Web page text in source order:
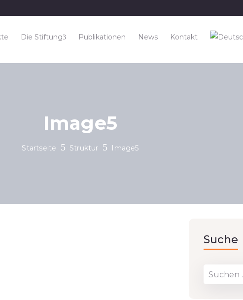
Die Stiftung Publikationen News Kontakt
Image5
Startseite Struktur Image5
Suche